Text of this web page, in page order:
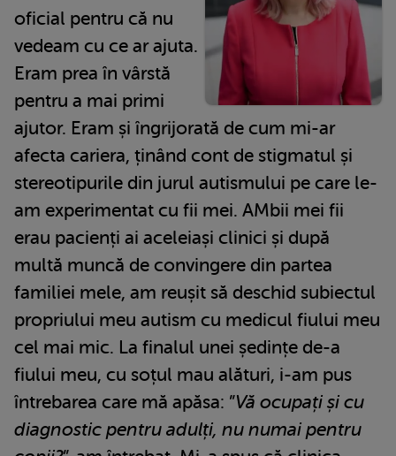
oficial pentru că nu
vedeam cu ce ar ajuta.
Eram prea în vârstă
pentru a mai primi
ajutor. Eram și îngrijorată de cum mi-ar
afecta cariera, ținând cont de stigmatul și
stereotipurile din jurul autismului pe care le-
am experimentat cu fii mei. AMbii mei fii
erau pacienți ai aceleiași clinici și după
multă muncă de convingere din partea
familiei mele, am reușit să deschid subiectul
propriului meu autism cu medicul fiului meu
cel mai mic. La finalul unei ședințe de-a
fiului meu, cu soțul mau alături, i-am pus
întrebarea care mă apăsa: ”Vă ocupați și cu
diagnostic pentru adulți, nu numai pentru